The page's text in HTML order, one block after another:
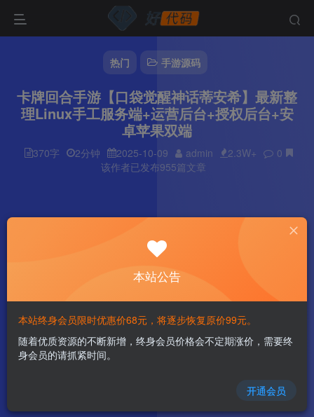
热门 手游源码
卡牌回合手游【口袋觉醒神话蒂安希】最新整
理Linux手工服务端+运营后台+授权后台+安
卓苹果双端
370字 2分钟 2025-10-09 admin 2.3W+
0
该作者已发布955篇文章
本站公告
本站终身会员限时优惠价68元，将逐步恢复原价99元。
随着优质资源的不断新增，终身会员价格会不定期涨价，需要终
身会员的请抓紧时间。
开通会员